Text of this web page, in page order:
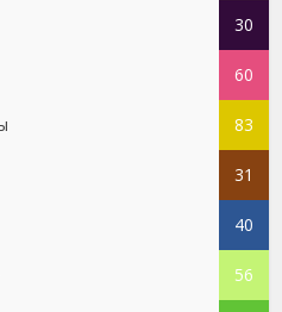
30
60
83
31
40
56